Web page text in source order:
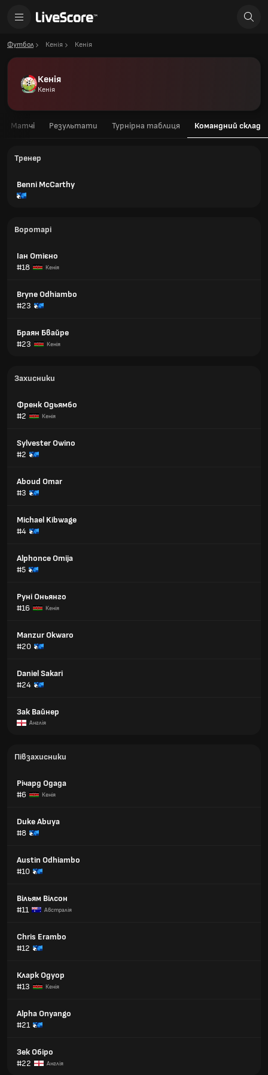
Футбол Кенія Кенія
Кенія
Кенія
Матчі Результати Турнірна таблиця Командний склад
Тренер
Benni McCarthy
Воротарі
Іан Отієно
#18
Кенія
Bryne Odhiambo
#23
Браян Бвайре
#23
Кенія
Захисники
Френк Одьямбо
#2
Кенія
Sylvester Owino
#2
Aboud Omar
#3
Michael Kibwage
#4
Alphonce Omija
#5
Руні Оньянго
#16
Кенія
Manzur Okwaro
#20
Daniel Sakari
#24
Зак Вайнер
Англія
Півзахисники
Річард Одада
#6
Кенія
Duke Abuya
#8
Austin Odhiambo
#10
Вільям Вілсон
#11
Австралія
Chris Erambo
#12
Кларк Одуор
#13
Кенія
Alpha Onyango
#21
Зек Обіро
#22
Англія